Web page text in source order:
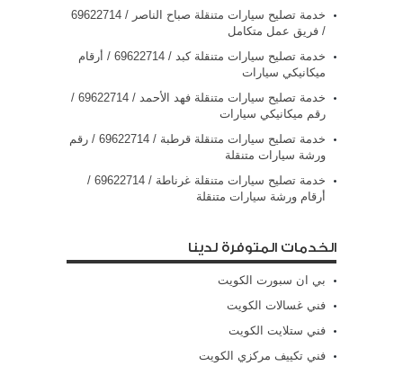
/ فريق عمل متكامل
خدمة تصليح سيارات متنقلة كبد / 69622714‬ / أرقام
ميكانيكي سيارات
خدمة تصليح سيارات متنقلة فهد الأحمد / 69622714‬ /
رقم ميكانيكي سيارات
خدمة تصليح سيارات متنقلة قرطبة / 69622714‬ / رقم
ورشة سيارات متنقلة
خدمة تصليح سيارات متنقلة غرناطة / 69622714‬ /
أرقام ورشة سيارات متنقلة
الخدمات المتوفرة لدينا
بي ان سبورت الكويت
فني غسالات الكويت
فني ستلايت الكويت
فني تكييف مركزي الكويت